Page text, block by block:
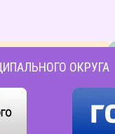
ОКРУГА